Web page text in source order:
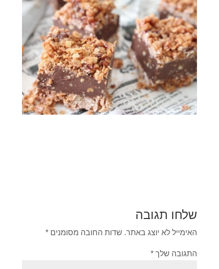
שלחו תגובה
האימייל לא יוצג באתר. שדות החובה מסומנים *
התגובה שלך *